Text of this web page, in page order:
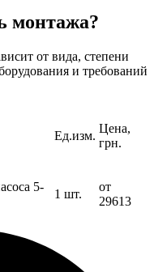
монтажа?
от вида, степени
и требований
Ед.изм.
Цена,
грн.
5-
1 шт.
от
29613